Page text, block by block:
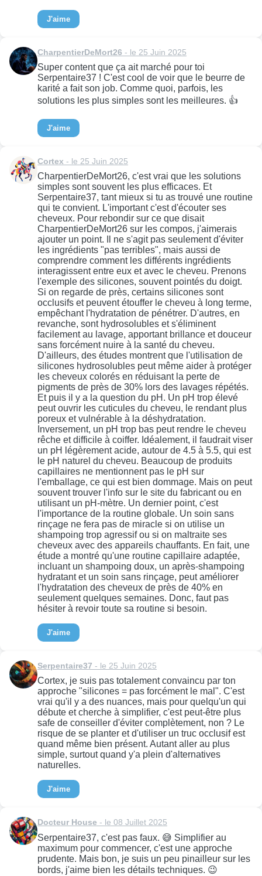
J'aime
CharpentierDeMort26 - le 25 Juin 2025
Super content que ça ait marché pour toi
Serpentaire37 ! C'est cool de voir que le beurre de
karité a fait son job. Comme quoi, parfois, les
solutions les plus simples sont les meilleures. 👍
J'aime
Cortex - le 25 Juin 2025
CharpentierDeMort26, c'est vrai que les solutions
simples sont souvent les plus efficaces. Et
Serpentaire37, tant mieux si tu as trouvé une routine
qui te convient. L'important c'est d'écouter ses
cheveux. Pour rebondir sur ce que disait
CharpentierDeMort26 sur les compos, j'aimerais
ajouter un point. Il ne s'agit pas seulement d'éviter
les ingrédients "pas terribles", mais aussi de
comprendre comment les différents ingrédients
interagissent entre eux et avec le cheveu. Prenons
l'exemple des silicones, souvent pointés du doigt.
Si on regarde de près, certains silicones sont
occlusifs et peuvent étouffer le cheveu à long terme,
empêchant l'hydratation de pénétrer. D'autres, en
revanche, sont hydrosolubles et s'éliminent
facilement au lavage, apportant brillance et douceur
sans forcément nuire à la santé du cheveu.
D'ailleurs, des études montrent que l'utilisation de
silicones hydrosolubles peut même aider à protéger
les cheveux colorés en réduisant la perte de
pigments de près de 30% lors des lavages répétés.
Et puis il y a la question du pH. Un pH trop élevé
peut ouvrir les cuticules du cheveu, le rendant plus
poreux et vulnérable à la déshydratation.
Inversement, un pH trop bas peut rendre le cheveu
rêche et difficile à coiffer. Idéalement, il faudrait viser
un pH légèrement acide, autour de 4.5 à 5.5, qui est
le pH naturel du cheveu. Beaucoup de produits
capillaires ne mentionnent pas le pH sur
l'emballage, ce qui est bien dommage. Mais on peut
souvent trouver l'info sur le site du fabricant ou en
utilisant un pH-mètre. Un dernier point, c'est
l'importance de la routine globale. Un soin sans
rinçage ne fera pas de miracle si on utilise un
shampoing trop agressif ou si on maltraite ses
cheveux avec des appareils chauffants. En fait, une
étude a montré qu'une routine capillaire adaptée,
incluant un shampoing doux, un après-shampoing
hydratant et un soin sans rinçage, peut améliorer
l'hydratation des cheveux de près de 40% en
seulement quelques semaines. Donc, faut pas
hésiter à revoir toute sa routine si besoin.
J'aime
Serpentaire37 - le 25 Juin 2025
Cortex, je suis pas totalement convaincu par ton
approche "silicones = pas forcément le mal". C'est
vrai qu'il y a des nuances, mais pour quelqu'un qui
débute et cherche à simplifier, c'est peut-être plus
safe de conseiller d'éviter complètement, non ? Le
risque de se planter et d'utiliser un truc occlusif est
quand même bien présent. Autant aller au plus
simple, surtout quand y'a plein d'alternatives
naturelles.
J'aime
Docteur House - le 08 Juillet 2025
Serpentaire37, c'est pas faux. 😅 Simplifier au
maximum pour commencer, c'est une approche
prudente. Mais bon, je suis un peu pinailleur sur les
bords, j'aime bien les détails techniques. 😉